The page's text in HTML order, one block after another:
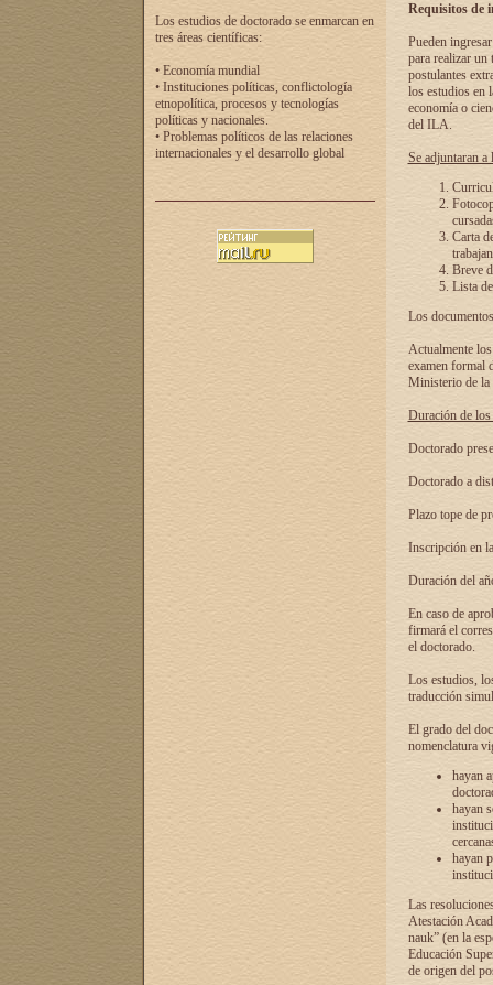
Los estudios de doctorado se enmarcan en
tres áreas científicas:
• Economía mundial
• Instituciones políticas, conflictología
etnopolítica, procesos y tecnologías
políticas y nacionales.
• Problemas políticos de las relaciones
internacionales y el desarrollo global
Requisitos de
Pueden
para realizar un
postulantes
los estudios en
economía o
del ILA.
Se adjuntaran a
Carta
Breve
Lista
Los
Actualmente
examen formal
Ministerio de la
Duración de
Doctorado
Doctorado a
Plazo tope de
Inscripción en
Duración del
En caso de
firmará el
el doctorado.
Los estudios,
traducción
El grado del
nomenclatura
hayan
hayan
hayan
Las
Atestación
nauk” (en la
Educación
de origen del